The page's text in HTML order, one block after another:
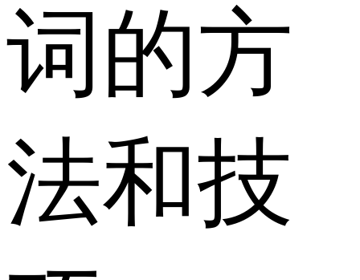
词的方
法和技